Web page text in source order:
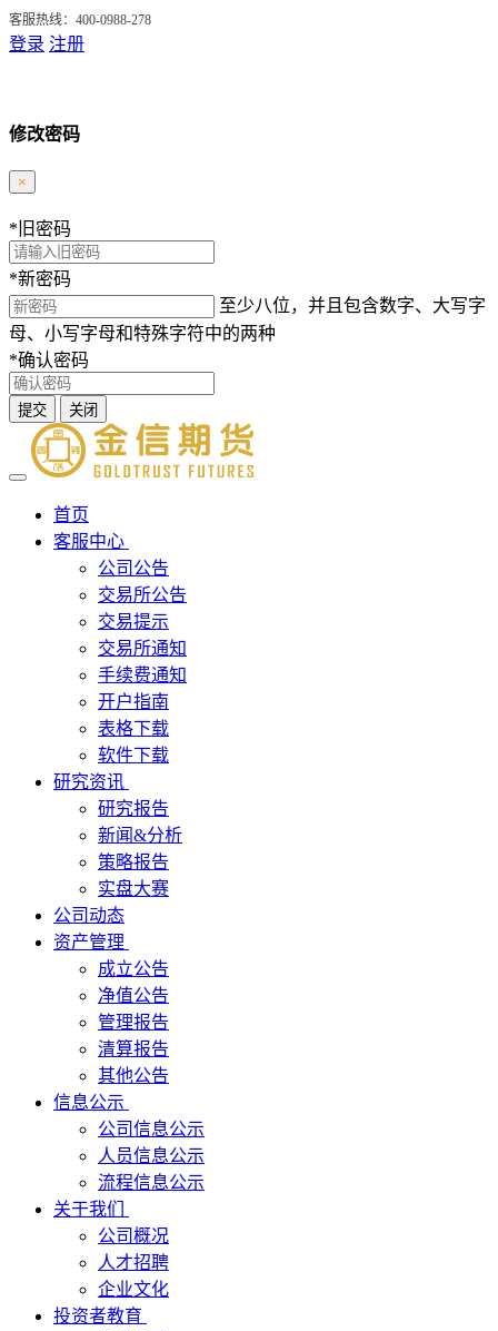
客服热线：400-0988-278
登录 注册
修改密码
×
* 旧密码
*新密码
至少八位，并且包含数字、大写字
母、小写字母和特殊字符中的两种
*确认密码
提交 关闭
首页
客服中心
公司公告
交易所公告
交易提示
交易所通知
手续费通知
开户指南
表格下载
软件下载
研究资讯
研究报告
新闻&分析
策略报告
实盘大赛
公司动态
资产管理
成立公告
净值公告
管理报告
清算报告
其他公告
信息公示
公司信息公示
人员信息公示
流程信息公示
关于我们
公司概况
人才招聘
企业文化
投资者教育